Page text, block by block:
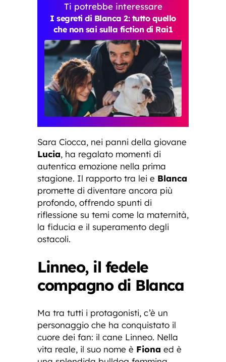
Ti potrebbe interessare
I segreti di Blanca 2: tutto quello
che non sai sulla fiction di Rai1
Sara Ciocca, nei panni della giovane
Lucia, ha regalato momenti di
autentica emozione nella prima
stagione. Il rapporto tra lei e Blanca
promette di diventare ancora più
profondo, offrendo spunti di
riflessione su temi come la maternità,
la fiducia e il superamento degli
ostacoli.
Linneo, il fedele
compagno di Blanca
Ma tra tutti i protagonisti, c’è un
personaggio che ha conquistato il
cuore dei fan: il cane Linneo. Nella
vita reale, il suo nome è Fiona ed è